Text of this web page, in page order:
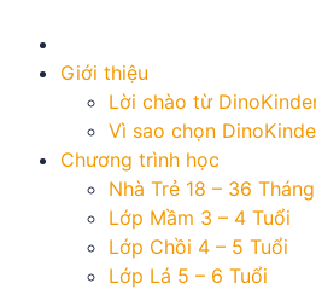
Giới thiệu
Lời chào từ
Vì sao chọn
Chương trình học
Nhà Trẻ 18 – 36
Lớp Mầm 3 – 4 Tuổi
Lớp Chồi 4 – 5 Tuổi
Lớp Lá 5 – 6 Tuổi